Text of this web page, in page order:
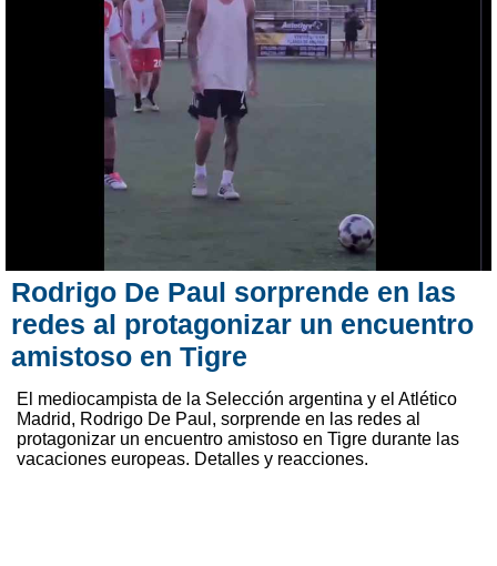
Rodrigo De Paul sorprende en las
redes al protagonizar un encuentro
amistoso en Tigre
El mediocampista de la Selección argentina y el Atlético
Madrid, Rodrigo De Paul, sorprende en las redes al
protagonizar un encuentro amistoso en Tigre durante las
vacaciones europeas. Detalles y reacciones.